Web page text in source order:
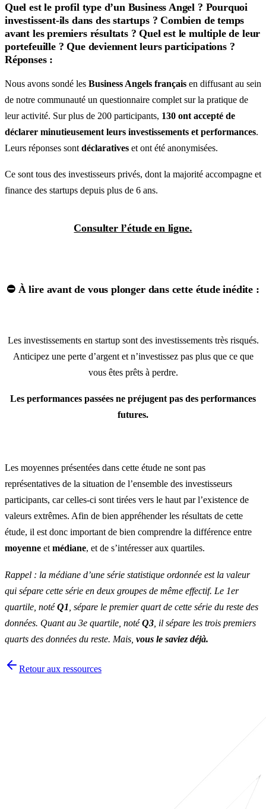
Quel est le profil type d’un Business Angel ? Pourquoi
investissent-ils dans des startups ? Combien de temps
avant les premiers résultats ?Quel est le multiple de leur
portefeuille ?Que deviennent leurs participations ?
Réponses :
Nous avons sondé les Business Angels français en diffusant au sein
de notre communauté un questionnaire complet sur la pratique de
leur activité. Sur plus de 200 participants, 130 ont accepté de
déclarer minutieusement leurs investissements et performances.
Leurs réponses sont déclaratives et ont été anonymisées.
Ce sont tous des investisseurs privés, dont la majorité accompagne et
finance des startups depuis plus de 6 ans.
Consulter l’étude en ligne.
⛔ À lire avant de vous plonger dans cette étude inédite :
Les investissements en startup sont des investissements très risqués.
Anticipez une perte d’argent et n’investissez pas plus que ce que
vous êtes prêts à perdre.
Les performances passées ne préjugent pas des performances
futures.
Les moyennes présentées dans cette étude ne sont pas
représentatives de la situation de l’ensemble des investisseurs
participants, car celles-ci sont tirées vers le haut par l’existence de
valeurs extrêmes. Afin de bien appréhender les résultats de cette
étude, il est donc important de bien comprendre la différence entre
moyenne et médiane, et de s’intéresser aux quartiles.
Rappel : la médiane d’une série statistique ordonnée est la valeur
qui sépare cette série en deux groupes de même effectif. Le 1er
quartile, notéQ1 , sépare le premier quart de cette série du reste des
données. Quant au 3e quartile, notéQ3 , il sépare les trois premiers
quarts des données du reste. Mais, vous le saviez déjà.
Retour aux ressources